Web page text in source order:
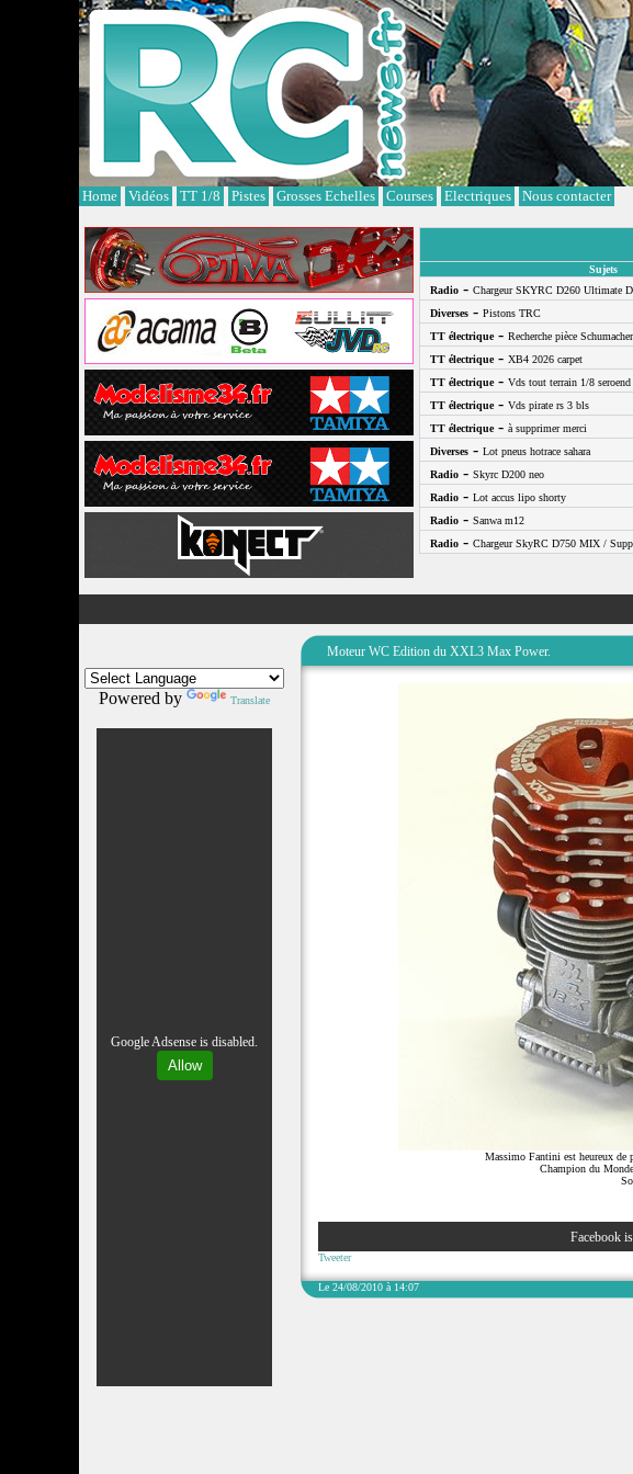
Home Vidéos TT 1/8 Pistes Grosses Echelles Courses Electriques Nous contacter
Sujets
Radio - Chargeur SKYRC D260 Ultimate
Diverses - Pistons TRC
TT électrique- Recherche pièce
TT électrique- XB4 2026 carpet
TT électrique- Vds tout terrain 1/8 seroend
TT électrique- Vds pirate rs 3 bls
TT électrique- à supprimer merci
Diverses - Lot pneus hotrace sahara
Radio - Skyrc D200 neo
Radio - Lot accus lipo shorty
Radio - Sanwa m12
Radio - Chargeur SkyRC D750 MIX /
Powered by Translate
Google Adsense is disabled.
Allow
Moteur WC Edition du XXL3 Max Power.
Massimo Fantini est heureux
Champion du
Facebook
Tweeter
Le 24/08/2010 à 14:07
Cookies management panel